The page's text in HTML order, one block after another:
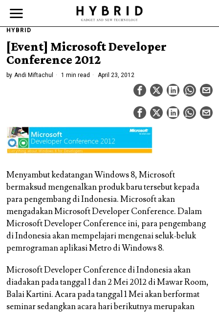
HYBRID
[Event] Microsoft Developer
Conference 2012
by Andi Miftachul 1 min read April 23, 2012
Menyambut kedatangan Windows 8, Microsoft
bermaksud mengenalkan produk baru tersebut kepada
para pengembang di Indonesia. Microsoft akan
mengadakan Microsoft Developer Conference. Dalam
Microsoft Developer Conference ini, para pengembang
di Indonesia akan mempelajari mengenai seluk-beluk
pemrograman aplikasi Metro di Windows 8.
Microsoft Developer Conference di Indonesia akan
diadakan pada tanggal 1 dan 2 Mei 2012 di Mawar Room,
Balai Kartini. Acara pada tanggal 1 Mei akan berformat
seminar sedangkan acara hari berikutnya merupakan